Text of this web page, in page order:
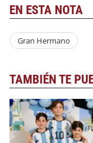
EN ESTA NOTA
Gran Hermano
TAMBIÉN TE